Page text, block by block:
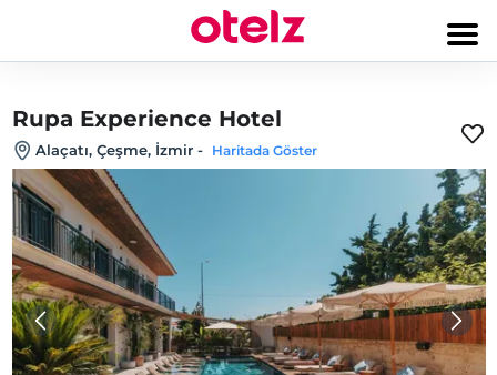
Rupa Experience Hotel
Alaçatı, Çeşme, İzmir - Haritada Göster